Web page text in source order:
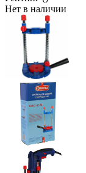
Нет в наличии